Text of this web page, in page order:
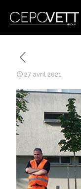
27 avril 2021